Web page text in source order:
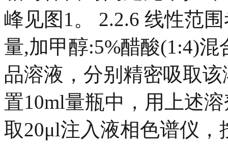
峰见图1。 2.2.6 线性范
量,加甲醇:5%醋酸(1:4)
品溶液，分别精密吸取该
置10ml量瓶中，用上述
取20μl注入液相色谱仪